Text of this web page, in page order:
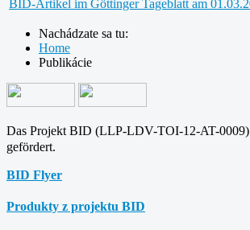
BID-Artikel im Göttinger Tageblatt am
Nachádzate sa tu:
Home
Publikácie
Das Projekt BID (LLP-LDV-TOI-12-AT-
gefördert.
BID Flyer
Produkty z projektu BID